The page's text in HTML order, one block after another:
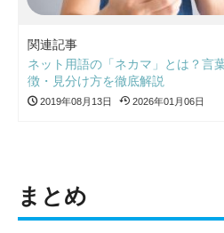
関連記事
ネット用語の「ネカマ」とは？言
徴・見分け方を徹底解説
2019年08月13日 2026年01月06日
まとめ